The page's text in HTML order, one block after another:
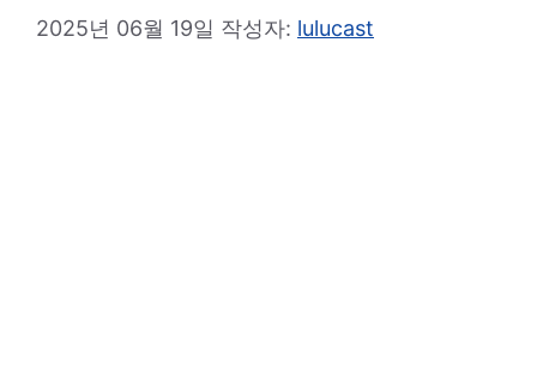
2025년 06월 19일 작성자: lulucast